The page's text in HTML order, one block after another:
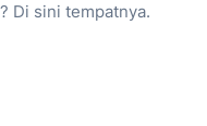
Di sini tempatnya.